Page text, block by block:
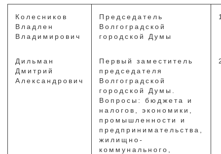
Колесников
Владлен
Владимирович
Председатель
Волгоградской
городской Думы
Дильман
Дмитрий
Александрович
Первый заместитель
председателя
Волгоградской
городской Думы.
Вопросы: бюджета и
налогов, экономики,
промышленности и
предпринимательства,
жилищно-
коммунального,